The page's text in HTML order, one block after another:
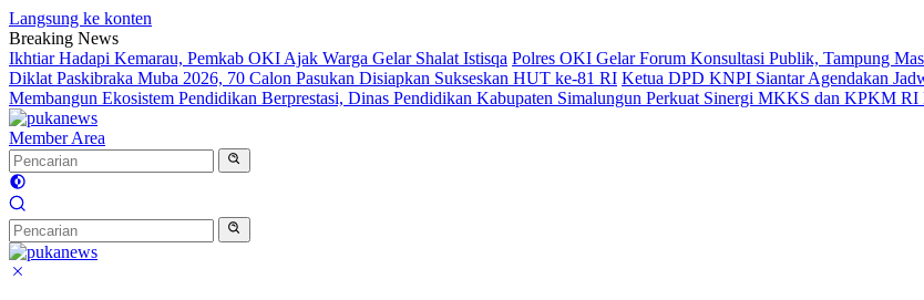
Langsung ke konten
Breaking News
Ikhtiar Hadapi Kemarau, Pemkab OKI Ajak Warga Gelar Shalat Istisqa Polres OKI Gelar Forum Konsultasi Publik, Tampung
Diklat Paskibraka Muba 2026, 70 Calon Pasukan Disiapkan Sukseskan HUT ke-81 RI Ketua DPD KNPI Siantar Agendakan
Membangun Ekosistem Pendidikan Berprestasi, Dinas Pendidikan Kabupaten Simalungun Perkuat Sinergi MKKS dan KPKM
Member Area